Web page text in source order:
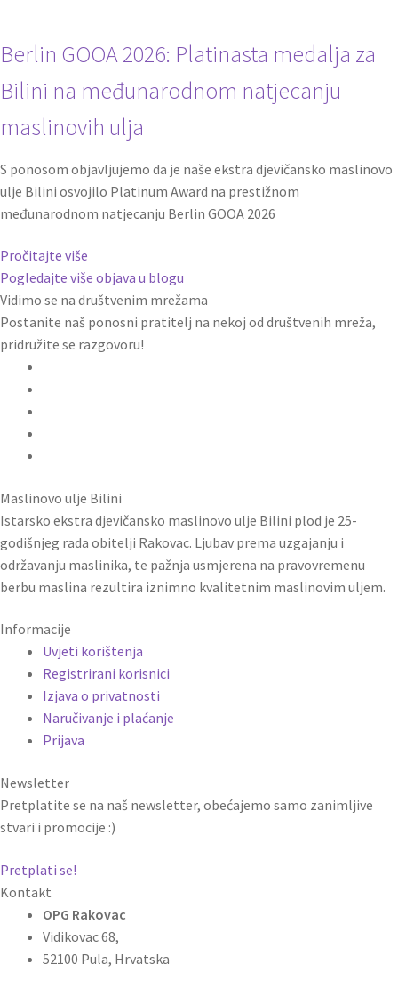
Berlin GOOA 2026: Platinasta medalja za
Bilini na međunarodnom natjecanju
maslinovih ulja
S ponosom objavljujemo da je naše ekstra djevičansko maslinovo
ulje Bilini osvojilo Platinum Award na prestižnom
međunarodnom natjecanju Berlin GOOA 2026
Pročitajte više
Pogledajte više objava u blogu
Vidimo se na društvenim mrežama
Postanite naš ponosni pratitelj na nekoj od društvenih mreža,
pridružite se razgovoru!
Maslinovo ulje Bilini
Istarsko ekstra djevičansko maslinovo ulje Bilini plod je 25-
godišnjeg rada obitelji Rakovac. Ljubav prema uzgajanju i
održavanju maslinika, te pažnja usmjerena na pravovremenu
berbu maslina rezultira iznimno kvalitetnim maslinovim uljem.
Informacije
Uvjeti korištenja
Registrirani korisnici
Izjava o privatnosti
Naručivanje i plaćanje
Prijava
Newsletter
Pretplatite se na naš newsletter, obećajemo samo zanimljive
stvari i promocije :)
Pretplati se!
Kontakt
OPG Rakovac
Vidikovac 68,
52100 Pula, Hrvatska